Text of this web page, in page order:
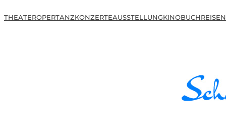
THEATEROPERTANZKONZERTEAUSSTELLUNGKINOBUCHREISEN